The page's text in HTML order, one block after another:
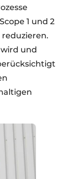
1 und 2
reduzieren.
und